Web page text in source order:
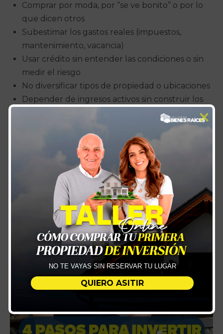
Comprar por moda, por “se ve bonito” o por lo
que dicen otros
Subestimar los gastos reales (impuestos,
mantenimiento, vacancia)
Usar crédito sin entender las condiciones o sin
medir el riesgo
No diversificar tipos de propiedad o ubicaciones
Depender de ingresos activos sin construir los
“Invertir en bienes raíces no es solo de números. Es
de visión y acción constante.”
QUIERO ASITIR
NO TE VAYAS SIN RESERVAR TU LUGAR